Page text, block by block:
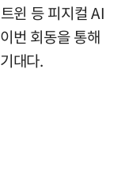
윈 등 피지컬 AI
번 회동을 통해
대다.